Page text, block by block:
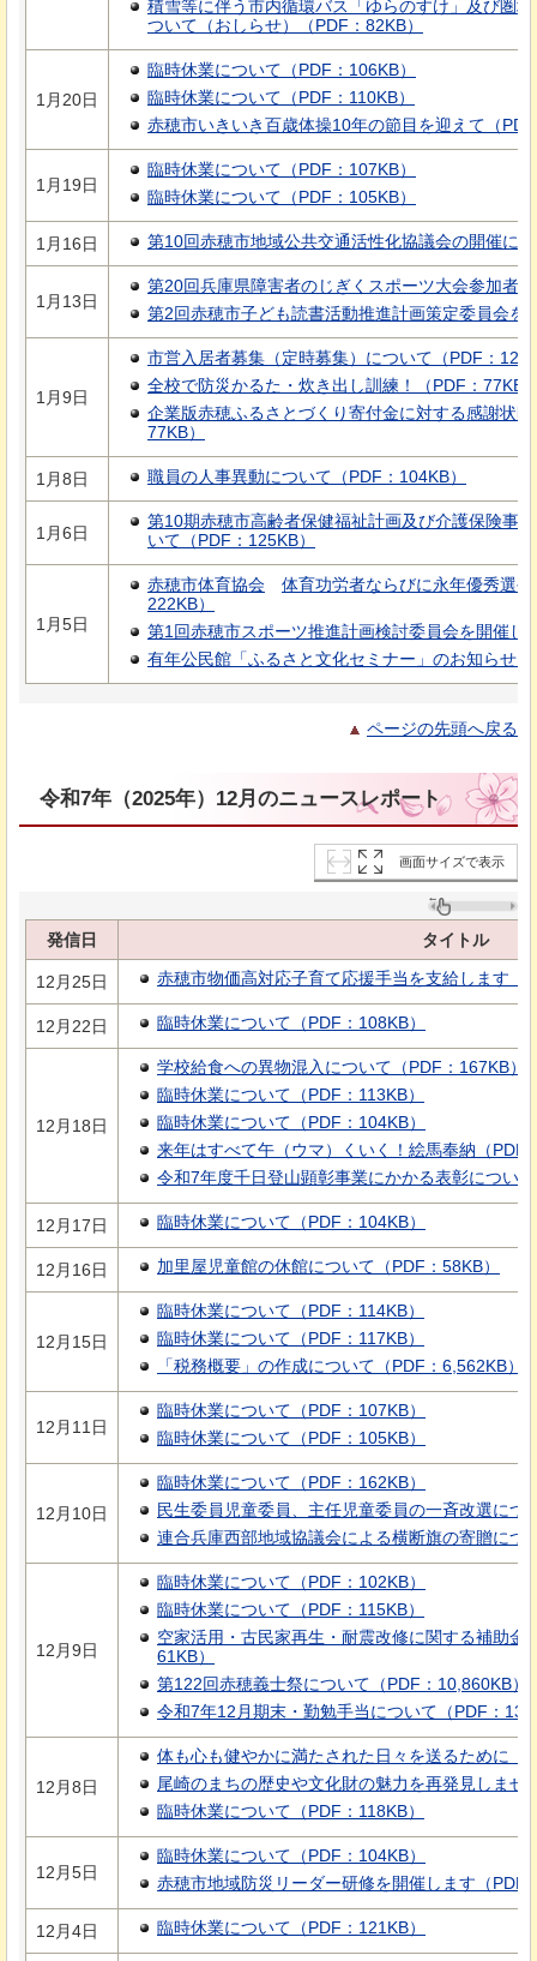
積雪等に伴う市内循環バス「ゆらのすけ」及び圏
ついて（おしらせ）（PDF：82KB）
1月20日
臨時休業について（PDF：106KB）
臨時休業について（PDF：110KB）
赤穂市いきいき百歳体操10年の節目を迎えて（
1月19日
臨時休業について（PDF：107KB）
臨時休業について（PDF：105KB）
1月16日 第10回赤穂市地域公共交通活性化協議会の開催に
1月13日
第20回兵庫県障害者のじぎくスポーツ大会参加者
第2回赤穂市子ども読書活動推進計画策定委員会を
1月9日
市営入居者募集（定時募集）について（PDF：
全校で防災かるた・炊き出し訓練！（PDF：77KB
企業版赤穂ふるさとづくり寄付金に対する感謝状
77KB）
1月8日 職員の人事異動について（PDF：104KB）
1月6日
第10期赤穂市高齢者保健福祉計画及び介護保険事
いて（PDF：125KB）
1月5日
赤穂市体育協会
体育功労者ならびに永年優秀選
222KB）
第1回赤穂市スポーツ推進計画検討委員会を開催し
有年公民館「ふるさと文化セミナー」のお知らせ
ページの先頭へ戻る
令和7年（2025年）12月のニュースレポート
画面サイズで表示
発信日 タイトル
12月25日 赤穂市物価高対応子育て応援手当を支給します（
12月22日 臨時休業について（PDF：108KB）
12月18日
学校給食への異物混入について（PDF：167KB）
臨時休業について（PDF：113KB）
臨時休業について（PDF：104KB）
来年はすべて午（ウマ）くいく！絵馬奉納（PDF
令和7年度千日登山顕彰事業にかかる表彰につい
12月17日 臨時休業について（PDF：104KB）
12月16日 加里屋児童館の休館について（PDF：58KB）
12月15日
臨時休業について（PDF：114KB）
臨時休業について（PDF：117KB）
「税務概要」の作成について（PDF：6,562KB）
12月11日
臨時休業について（PDF：107KB）
臨時休業について（PDF：105KB）
12月10日
臨時休業について（PDF：162KB）
民生委員児童委員、主任児童委員の一斉改選につ
連合兵庫西部地域協議会による横断旗の寄贈につ
12月9日
臨時休業について（PDF：102KB）
臨時休業について（PDF：115KB）
空家活用・古民家再生・耐震改修に関する補助金
61KB）
第122回赤穂義士祭について（PDF：10,860KB）
令和7年12月期末・勤勉手当について（PDF：
12月8日
体も心も健やかに満たされた日々を送るために（
尾崎のまちの歴史や文化財の魅力を再発見しませ
臨時休業について（PDF：118KB）
12月5日
臨時休業について（PDF：104KB）
赤穂市地域防災リーダー研修を開催します（PDF
12月4日 臨時休業について（PDF：121KB）